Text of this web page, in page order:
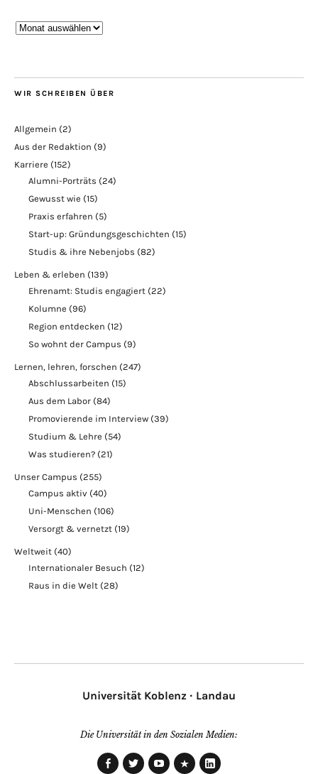
Blogarchiv
WIR SCHREIBEN ÜBER
Allgemein (2)
Aus der Redaktion (9)
Karriere (152)
Alumni-Porträts (24)
Gewusst wie (15)
Praxis erfahren (5)
Start-up: Gründungsgeschichten (15)
Studis & ihre Nebenjobs (82)
Leben & erleben (139)
Ehrenamt: Studis engagiert (22)
Kolumne (96)
Region entdecken (12)
So wohnt der Campus (9)
Lernen, lehren, forschen (247)
Abschlussarbeiten (15)
Aus dem Labor (84)
Promovierende im Interview (39)
Studium & Lehre (54)
Was studieren? (21)
Unser Campus (255)
Campus aktiv (40)
Uni-Menschen (106)
Versorgt & vernetzt (19)
Weltweit (40)
Internationaler Besuch (12)
Raus in die Welt (28)
Universität Koblenz · Landau
Die Universität in den Sozialen Medien: